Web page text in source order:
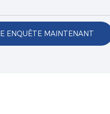
ENQUÊTE MAINTENANT